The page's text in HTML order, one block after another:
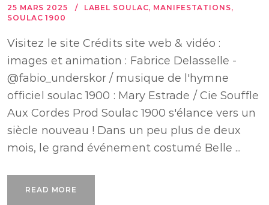
25 MARS 2025 LABEL SOULAC, MANIFESTATIONS,
SOULAC 1900
Visitez le site Crédits site web & vidéo :
images et animation : Fabrice Delasselle -
@fabio_underskor / musique de l'hymne
officiel soulac 1900 : Mary Estrade / Cie Souffle
Aux Cordes Prod Soulac 1900 s'élance vers un
siècle nouveau ! Dans un peu plus de deux
mois, le grand événement costumé Belle ...
READ MORE